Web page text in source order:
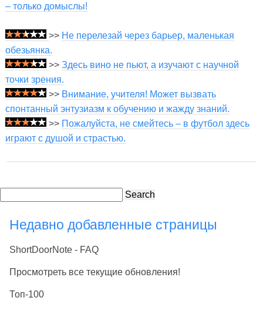
– только домыслы!
>> Не перелезай через барьер, маленькая
обезьянка.
>> Здесь вино не пьют, а изучают с научной
точки зрения.
>> Внимание, учителя! Может вызвать
спонтанный энтузиазм к обучению и жажду знаний.
>> Пожалуйста, не смейтесь – в футбол здесь
играют с душой и страстью.
Search
Недавно добавленные страницы
ShortDoorNote - FAQ
Просмотреть все текущие обновления!
Топ-100